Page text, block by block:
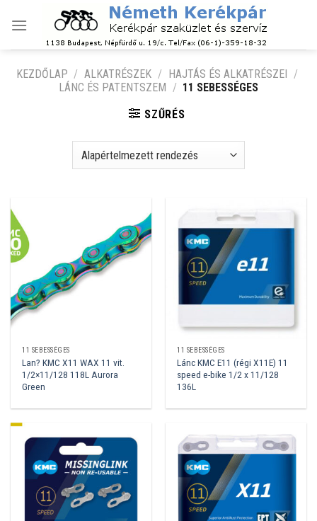
KEZDŐLAP / ALKATRÉSZEK / HAJTÁS ÉS ALKATRÉSZEI /
LÁNC ÉS PATENTSZEM / 11 SEBESSÉGES
SZŰRÉS
11 SEBESSÉGES
Lan? KMC X11 WAX 11 vit.
1/2×11/128 118L Aurora
Green
11 SEBESSÉGES
Lánc KMC E11 (régi X11E) 11
speed e-bike 1/2 x 11/128
136L